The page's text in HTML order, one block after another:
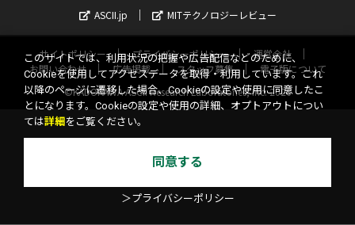
ASCII.jp
MITテクノロジーレビュー
サイトポリシー プライバシーポリシー
運営会社
お問い合わせ
広告掲載 スタッフ募集
電子版について
©KADOKAWA ASCII Research Laboratories, Inc. 2026
このサイトでは、利用状況の把握や広告配信などのために、
Cookieを使用してアクセスデータを取得・利用しています。これ
以降のページに遷移した場合、Cookieの設定や使用に同意したこ
とになります。Cookieの設定や使用の詳細、オプトアウトについ
ては詳細 をご覧ください。
同意する
＞プライバシーポリシー